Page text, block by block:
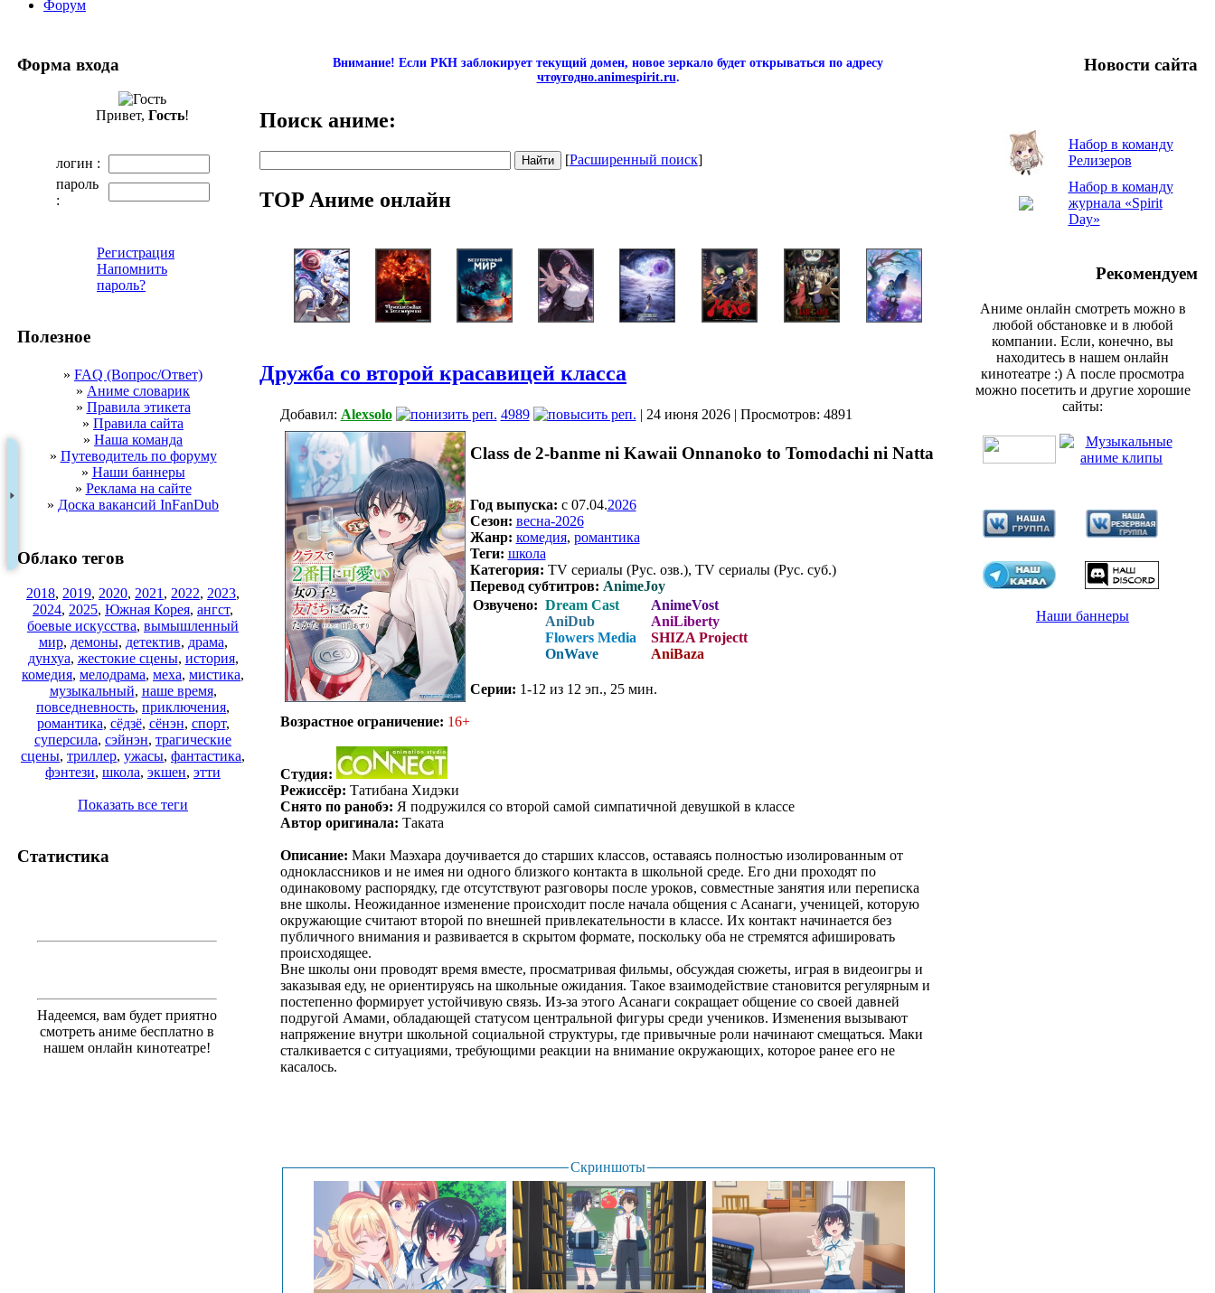
Форум
Форма входа
Привет, Гость!
логин :
пароль
:
Регистрация
Напомнить
пароль?
Полезное
» FAQ (Вопрос/Ответ)
» Аниме словарик
» Правила этикета
» Правила сайта
» Наша команда
» Путеводитель по форуму
» Наши баннеры
» Реклама на сайте
» Доска вакансий InFanDub
Облако тегов
2018, 2019, 2020, 2021 , 2022, 2023,
2024, 2025, Южная Корея, ангст,
боевые искусства, вымышленный
мир, демоны, детектив, драма,
дунхуа, жестокие сцены, история,
комедия, мелодрама, меха, мистика,
музыкальный, наше время,
повседневность, приключения,
романтика, сёдзё, сёнэн, спорт,
суперсила, сэйнэн, трагические
сцены, триллер, ужасы, фантастика,
фэнтези, школа, экшен, этти
Показать все теги
Статистика
Надеемся, вам будет приятно
смотреть аниме бесплатно в
нашем онлайн кинотеатре!
Внимание! Если РКН заблокирует текущий домен, новое зеркало будет открываться по адресу
чтоугодно.animespirit.ru.
Поиск аниме:
[Расширенный поиск]
TOP Аниме онлайн
Дружба со второй красавицей класса
Добавил: Alexsolo 4989 | 24 июня 2026 | Просмотров: 4891
Class de 2-banme ni Kawaii Onnanoko to Tomodachi ni Natta
Год выпуска: c 07.04.2026
Сезон: весна-2026
Жанр: комедия, романтика
Теги: школа
Категория: TV сериалы (Рус. озв.), TV сериалы (Рус. суб.)
Перевод субтитров: AnimeJoy
Озвучено: Dream Cast
AniDub
Flowers Media
OnWave
AnimeVost
AniLiberty
SHIZA Projectt
AniBaza
Серии: 1-12 из 12 эп., 25 мин.
Возрастное ограничение: 16+
Студия:
Режиссёр: Татибана Хидэки
Снято по ранобэ: Я подружился со второй самой симпатичной девушкой в классе
Автор оригинала: Таката
Описание: Маки Маэхара доучивается до старших классов, оставаясь полностью изолированным от
одноклассников и не имея ни одного близкого контакта в школьной среде. Его дни проходят по
одинаковому распорядку, где отсутствуют разговоры после уроков, совместные занятия или переписка
вне школы. Неожиданное изменение происходит после начала общения с Асанаги, ученицей, которую
окружающие считают второй по внешней привлекательности в классе. Их контакт начинается без
публичного внимания и развивается в скрытом формате, поскольку оба не стремятся афишировать
происходящее.
Вне школы они проводят время вместе, просматривая фильмы, обсуждая сюжеты, играя в видеоигры и
заказывая еду, не ориентируясь на школьные ожидания. Такое взаимодействие становится регулярным и
постепенно формирует устойчивую связь. Из-за этого Асанаги сокращает общение со своей давней
подругой Амами, обладающей статусом центральной фигуры среди учеников. Изменения вызывают
напряжение внутри школьной социальной структуры, где привычные роли начинают смещаться. Маки
сталкивается с ситуациями, требующими реакции на внимание окружающих, которое ранее его не
касалось.
Скриншоты
Новости сайта
Набор в команду
Релизеров
Набор в команду
журнала «Spirit
Day»
Рекомендуем
Аниме онлайн смотреть можно в
любой обстановке и в любой
компании. Если, конечно, вы
находитесь в нашем онлайн
кинотеатре :) А после просмотра
можно посетить и другие хорошие
сайты:
Наши баннеры